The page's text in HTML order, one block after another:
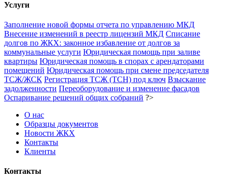
Услуги
Заполнение новой формы отчета по управлению МКД
Внесение изменений в реестр лицензий МКД Списание
долгов по ЖКХ: законное избавление от долгов за
коммунальные услуги Юридическая помощь при заливе
квартиры Юридическая помощь в спорах с арендаторами
помещений Юридическая помощь при смене председателя
ТСЖ/ЖСК Регистрация ТСЖ (ТСН) под ключ Взыскание
задолженности Переоборудование и изменение фасадов
Оспаривание решений общих собраний ?>
О нас
Образцы документов
Новости ЖКХ
Контакты
Клиенты
Контакты